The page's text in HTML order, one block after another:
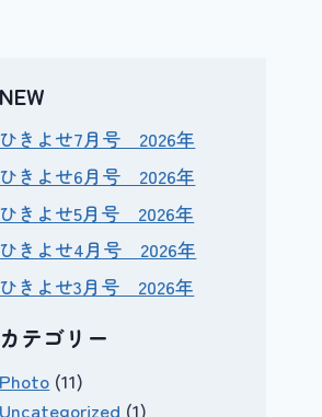
NEW
ひきよせ7月号 2026年
ひきよせ6月号 2026年
ひきよせ5月号 2026年
ひきよせ4月号 2026年
ひきよせ3月号 2026年
カテゴリー
Photo (11)
Uncategorized (1)